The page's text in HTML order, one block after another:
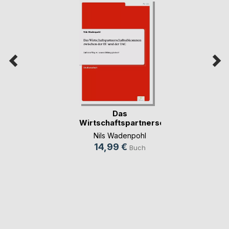
Das
Wirtschaftspartnerschaftsabkom(...)
Nils Wadenpohl
14,99 € Buch